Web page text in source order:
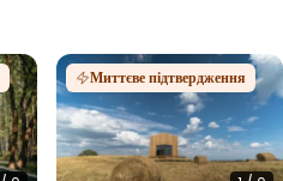
Миттєве підтвердження